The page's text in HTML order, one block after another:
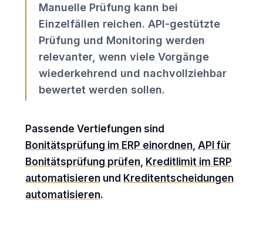
Manuelle Prüfung kann bei
Einzelfällen reichen. API-gestützte
Prüfung und Monitoring werden
relevanter, wenn viele Vorgänge
wiederkehrend und nachvollziehbar
bewertet werden sollen.
Passende Vertiefungen sind
Bonitätsprüfung im ERP einordnen,API für
Bonitätsprüfung prüfen, Kreditlimit im ERP
automatisieren und Kreditentscheidungen
automatisieren.